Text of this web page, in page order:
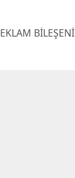
BİLEŞENİ